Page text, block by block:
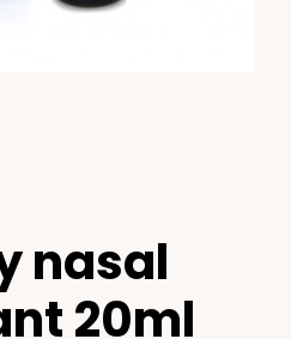
nasal
20ml